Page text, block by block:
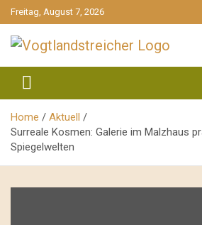
gehe
zum
Inhalt
Freitag, August 7, 2026
Vogtlandstreicher
Home
Aktuell
Surreale Kosmen: Galerie im Malzhaus
Spiegelwelten